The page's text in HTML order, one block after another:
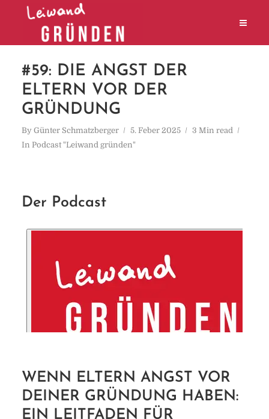
#59: DIE ANGST DER
ELTERN VOR DER
GRÜNDUNG
By Günter Schmatzberger 5. Feber 2025
3 Min read
In Podcast "Leiwand gründen"
Der Podcast
WENN ELTERN ANGST VOR
DEINER GRÜNDUNG HABEN:
EIN LEITFADEN FÜR